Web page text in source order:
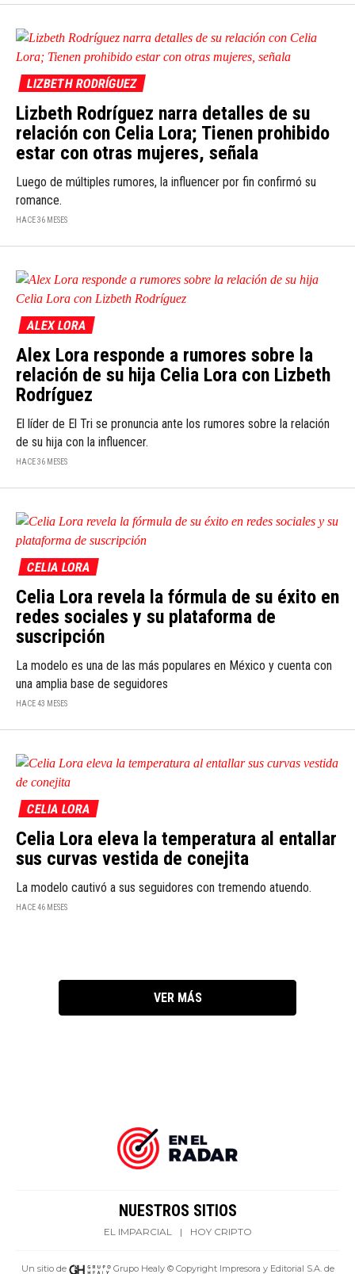
LIZBETH RODRÍGUEZ
Lizbeth Rodríguez narra detalles de su
relación con Celia Lora; Tienen prohibido
estar con otras mujeres, señala
Luego de múltiples rumores, la influencer por fin confirmó su
romance.
HACE 36 MESES
ALEX LORA
Alex Lora responde a rumores sobre la
relación de su hija Celia Lora con Lizbeth
Rodríguez
El líder de El Tri se pronuncia ante los rumores sobre la relación
de su hija con la influencer.
HACE 36 MESES
CELIA LORA
Celia Lora revela la fórmula de su éxito en
redes sociales y su plataforma de
suscripción
La modelo es una de las más populares en México y cuenta con
una amplia base de seguidores
HACE 43 MESES
CELIA LORA
Celia Lora eleva la temperatura al entallar
sus curvas vestida de conejita
La modelo cautivó a sus seguidores con tremendo atuendo.
HACE 46 MESES
VER MÁS
NUESTROS SITIOS
EL IMPARCIAL | HOY CRIPTO
Un sitio de Grupo Healy © Copyright Impresora y Editorial S.A. de